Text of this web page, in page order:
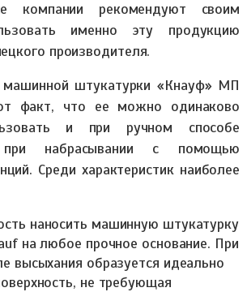
компании рекомендуют своим
именно эту продукцию
производителя.
машинной штукатурки «Кнауф» МП
факт, что ее можно одинаково
и при ручном способе
набрасывании с помощью
Среди характеристик наиболее
наносить машинную штукатурку
на любое прочное основание. При
высыхания образуется идеально
не требующая